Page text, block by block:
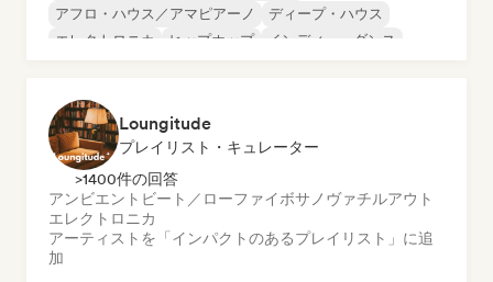
アフロ・ハウス／アマピアーノ
ディープ・ハウス
エレクトロニカ
ヒップホップ
インディー・ダンス
Loungitude
プレイリスト・キュレーター
>1400件の回答
アンビエント ビート／ローファイボサノヴァチルアウト
エレクトロニカ
アーティストを「インパクトのあるプレイリスト」に追
加